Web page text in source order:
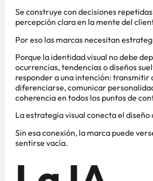
Se construye con decisiones
percepción clara en la mente del
Por eso las marcas necesitan
Porque la identidad visual no debe
ocurrencias, tendencias o diseños
responder a una intención: transmitir
diferenciarse, comunicar
coherencia en todos los puntos de
La estrategia visual conecta el diseño
Sin esa conexión, la marca puede
sentirse vacía.